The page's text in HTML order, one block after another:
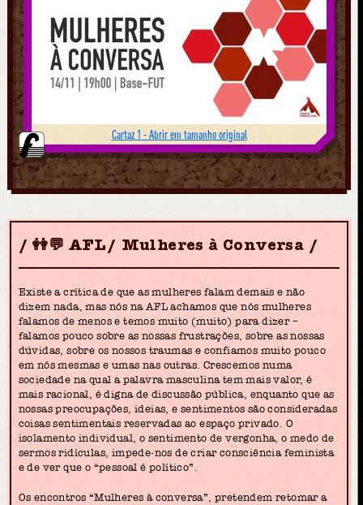
Cartaz 1 - Abrir em tamanho original
👭💬 AFL/ Mulheres à Conversa
Existe a crítica de que as mulheres falam demais e não
dizem nada, mas nós na AFL achamos que nós mulheres
falamos de menos e temos muito (muito) para dizer –
falamos pouco sobre as nossas frustrações, sobre as nossas
dúvidas, sobre os nossos traumas e confiamos muito pouco
em nós mesmas e umas nas outras. Crescemos numa
sociedade na qual a palavra masculina tem mais valor, é
mais racional, é digna de discussão pública, enquanto que as
nossas preocupações, ideias, e sentimentos são consideradas
coisas sentimentais reservadas ao espaço privado. O
isolamento individual, o sentimento de vergonha, o medo de
sermos ridículas, impede-nos de criar consciência feminista
e de ver que o “pessoal é político”.
Os encontros “Mulheres à conversa”, pretendem retomar a